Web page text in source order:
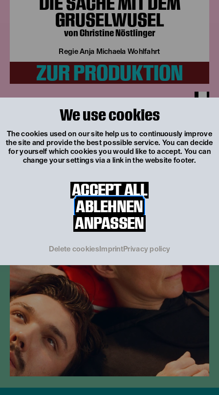
We use cookies
The cookies used on our site help us to continuously improve
the site and provide the best possible service. You can decide
for yourself which cookies you would like to accept. You can
change your settings via a link in the website footer.
ACCEPT ALL
ABLEHNEN
ANPASSEN
Delete cookies Imprint Privacy policy
GRUSELWUSEL
von Christine Nöstlinger
Regie Anja Michaela Wohlfahrt
ZUR PRODUKTION
Neu
Kommt mit nach
Phantasien
ALLE
DETAILS